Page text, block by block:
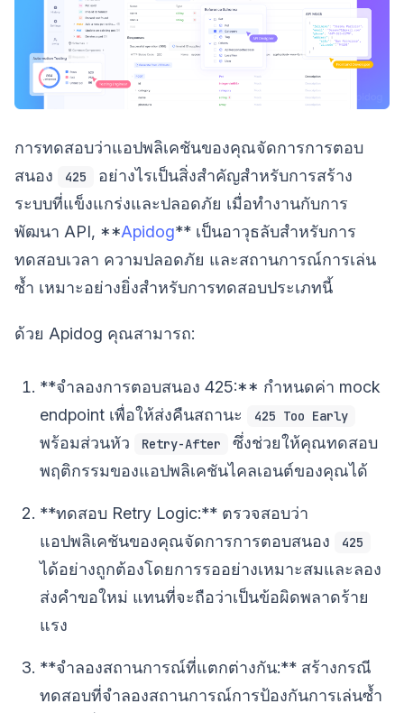
การทดสอบว่าแอปพลิเคชันของคุณจัดการการตอบ
สนอง
425
อย่างไรเป็นสิ่งสำคัญสำหรับการสร้าง
ระบบที่แข็งแกร่งและปลอดภัย เมื่อทำงานกับการ
พัฒนา API, **Apidog** เป็นอาวุธลับสำหรับการ
ทดสอบเวลา ความปลอดภัย และสถานการณ์การเล่น
ซ้ำ เหมาะอย่างยิ่งสำหรับการทดสอบประเภทนี้
ด้วย Apidog คุณสามารถ:
**จำลองการตอบสนอง 425:** กำหนดค่า mock
endpoint เพื่อให้ส่งคืนสถานะ
425 Too Early
พร้อมส่วนหัว Retry-After
ซึ่งช่วยให้คุณทดสอบ
พฤติกรรมของแอปพลิเคชันไคลเอนต์ของคุณได้
**ทดสอบ Retry Logic:** ตรวจสอบว่า
แอปพลิเคชันของคุณจัดการการตอบสนอง
425
ได้อย่างถูกต้องโดยการรออย่างเหมาะสมและลอง
ส่งคำขอใหม่ แทนที่จะถือว่าเป็นข้อผิดพลาดร้าย
แรง
**จำลองสถานการณ์ที่แตกต่างกัน:** สร้างกรณี
ทดสอบที่จำลองสถานการณ์การป้องกันการเล่นซ้ำ